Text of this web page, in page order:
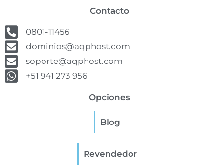
Contacto
0801-11456
dominios@aqphost.com
soporte@aqphost.com
+51 941 273 956
Opciones
Blog
Revendedor